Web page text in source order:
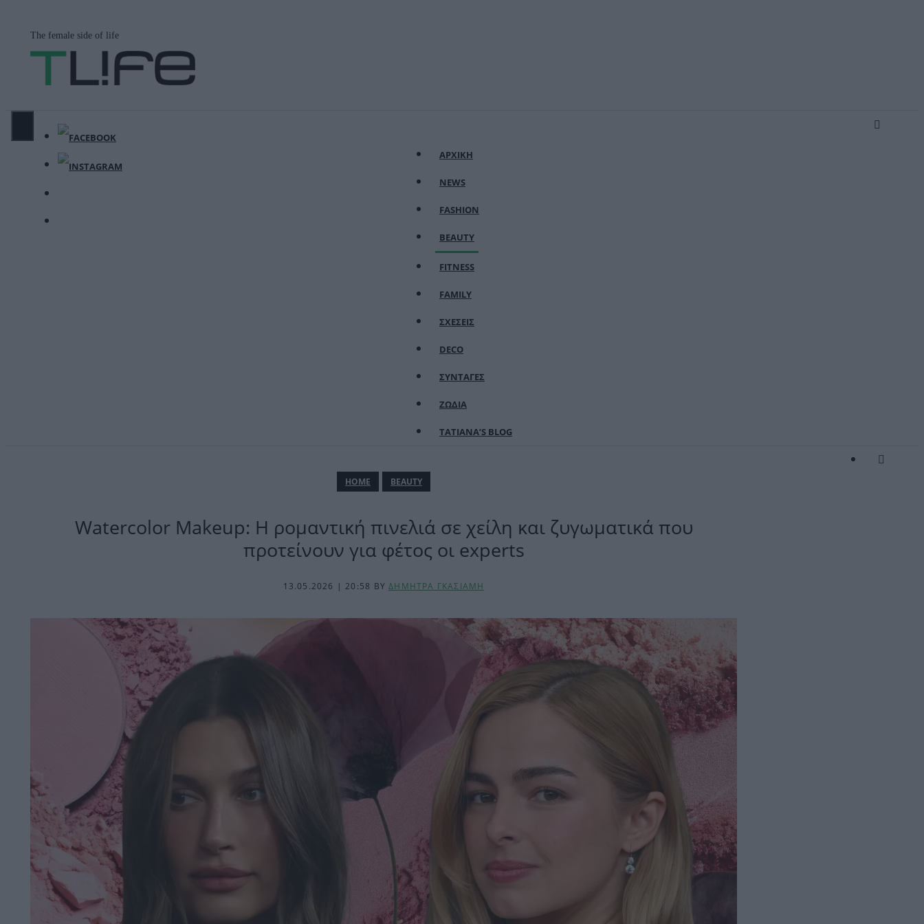
περιεχόμενο
The female side of life
ΑΡΧΙΚΗ
NEWS
FASHION
BEAUTY
FITNESS
FAMILY
ΣΧΕΣΕΙΣ
DECO
ΣΥΝΤΑΓΕΣ
ΖΩΔΙΑ
TATIANA’S BLOG
ΗΟΜΕ BEAUTY
Watercolor Makeup: Η ρομαντική πινελιά σε χείλη και ζυγωματικά που
προτείνουν για φέτος οι experts
13.05.2026 | 20:58 BYΔΗΜΗΤΡΑ ΓΚΑΣΙΑΜΗ